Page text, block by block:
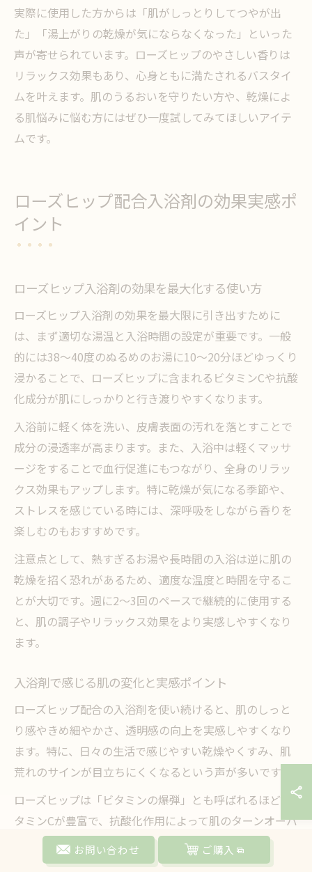
実際に使用した方からは「肌がしっとりしてつやが出
た」「湯上がりの乾燥が気にならなくなった」といった
声が寄せられています。ローズヒップのやさしい香りは
リラックス効果もあり、心身ともに満たされるバスタイ
ムを叶えます。肌のうるおいを守りたい方や、乾燥によ
る肌悩みに悩む方にはぜひ一度試してみてほしいアイテ
ムです。
ローズヒップ配合入浴剤の効果実感ポ
イント
ローズヒップ入浴剤の効果を最大化する使い方
ローズヒップ入浴剤の効果を最大限に引き出すために
は、まず適切な湯温と入浴時間の設定が重要です。一般
的には38～40度のぬるめのお湯に10～20分ほどゆっくり
浸かることで、ローズヒップに含まれるビタミンCや抗酸
化成分が肌にしっかりと行き渡りやすくなります。
入浴前に軽く体を洗い、皮膚表面の汚れを落とすことで
成分の浸透率が高まります。また、入浴中は軽くマッサ
ージをすることで血行促進にもつながり、全身のリラッ
クス効果もアップします。特に乾燥が気になる季節や、
ストレスを感じている時には、深呼吸をしながら香りを
楽しむのもおすすめです。
注意点として、熱すぎるお湯や長時間の入浴は逆に肌の
乾燥を招く恐れがあるため、適度な温度と時間を守るこ
とが大切です。週に2～3回のペースで継続的に使用する
と、肌の調子やリラックス効果をより実感しやすくなり
ます。
入浴剤で感じる肌の変化と実感ポイント
ローズヒップ配合の入浴剤を使い続けると、肌のしっと
り感やきめ細やかさ、透明感の向上を実感しやすくなり
ます。特に、日々の生活で感じやすい乾燥やくすみ、肌
荒れのサインが目立ちにくくなるという声が多いです。
ローズヒップは「ビタミンの爆弾」とも呼ばれるほどビ
タミンCが豊富で、抗酸化作用によって肌のターンオーバ
ーをサポートします。そのため、使い始めて数日～数週
間で肌の柔らかさやうるおいを感じる方もいます。特に
お問い合わせ ご購入